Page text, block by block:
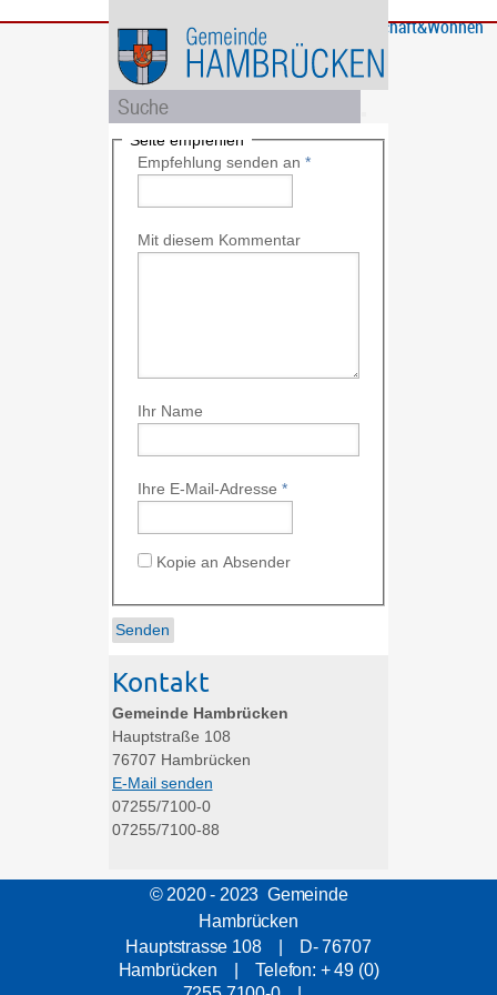
Bürgerservice
GemeindeBildung
und
Soziales
Rathaus
und
Politik
Wirtschaft&Wohnen
Seite empfehlen
Empfehlung senden an *
Mit diesem Kommentar
Ihr Name
Ihre E-Mail-Adresse *
Kopie an Absender
Kontakt
Gemeinde Hambrücken
Hauptstraße 108
76707 Hambrücken
E-Mail senden
07255/7100-0
07255/7100-88
© 2020 - 2023 Gemeinde
Hambrücken
Hauptstrasse 108 | D- 76707
Hambrücken | Telefon: + 49 (0)